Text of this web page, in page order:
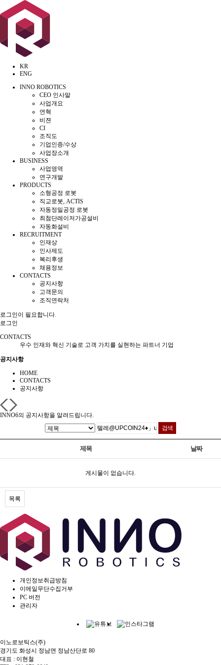
KR
ENG
INNO ROBOTICS
CEO 인사말
사업개요
연혁
비젼
CI
조직도
기업인증/수상
사업장소개
BUSINESS
사업영역
연구개발
PRODUCTS
소형공정 로봇
직교로봇, ACTIS
자동정밀공정 로봇
최첨단레이저가공설비
자동화설비
RECRUITMENT
인재상
인사제도
복리후생
채용정보
CONTACTS
공지사항
고객문의
조직연락처
로그인이 필요합니다.
로그인
CONTACTS
우수 인재와 혁신 기술로 고객 가치를 실현하는 파트너 기업
공지사항
HOME
CONTACTS
공지사항
INNO6의 공지사항을 알려드립니다.
제목 날짜
게시물이 없습니다.
목록
개인정보취급방침
이메일무단수집거부
PC 버전
관리자
이노로보틱스(주)
경기도 화성시 정남면 정남산단로 80
대표 : 이현철